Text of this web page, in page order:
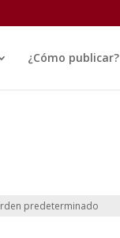
¿Cómo publicar?